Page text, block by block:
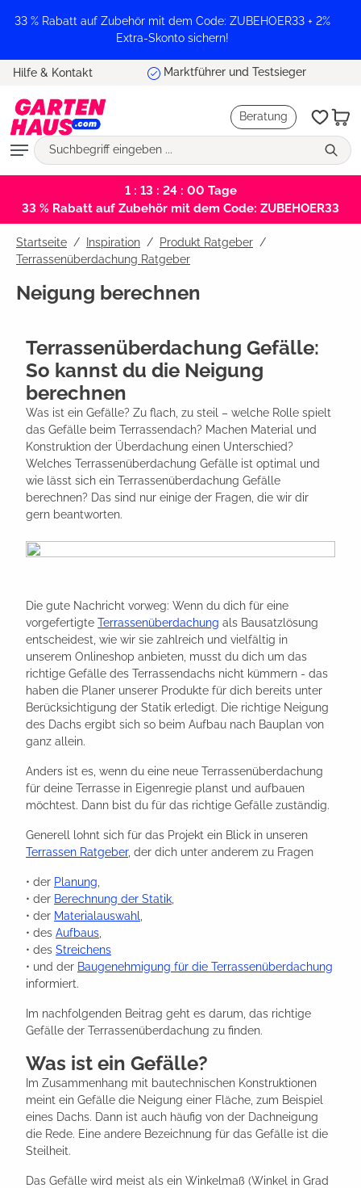
springen
33 % Rabatt auf Zubehör mit dem Code: ZUBEHOER33 + 2%
Extra-Skonto sichern!
Hilfe & Kontakt Marktführer und Testsieger
Beratung
1 : 13 : 24 : 00 Tage
33 % Rabatt auf Zubehör mit dem Code: ZUBEHOER33
Startseite Inspiration / Produkt Ratgeber /
Terrassenüberdachung Ratgeber
Neigung berechnen
Terrassenüberdachung Gefälle:
So kannst du die Neigung
berechnen
Was ist ein Gefälle? Zu flach, zu steil – welche Rolle spielt
das Gefälle beim Terrassendach? Machen Material und
Konstruktion der Überdachung einen Unterschied?
Welches Terrassenüberdachung Gefälle ist optimal und
wie lässt sich ein Terrassenüberdachung Gefälle
berechnen? Das sind nur einige der Fragen, die wir dir
gern beantworten.
Die gute Nachricht vorweg: Wenn du dich für eine
vorgefertigte Terrassenüberdachung als Bausatzlösung
entscheidest, wie wir sie zahlreich und vielfältig in
unserem Onlineshop anbieten, musst du dich um das
richtige Gefälle des Terrassendachs nicht kümmern - das
haben die Planer unserer Produkte für dich bereits unter
Berücksichtigung der Statik erledigt. Die richtige Neigung
des Dachs ergibt sich so beim Aufbau nach Bauplan von
ganz allein.
Anders ist es, wenn du eine neue Terrassenüberdachung
für deine Terrasse in Eigenregie planst und aufbauen
möchtest. Dann bist du für das richtige Gefälle zuständig.
Generell lohnt sich für das Projekt ein Blick in unseren
Terrassen Ratgeber, der dich unter anderem zu Fragen
• der Planung
• der Berechnung der Statik
• der Materialauswahl
• des Aufbaus
• des Streichens
• und der Baugenehmigung für die Terrassenüberdachung
informiert.
Im nachfolgenden Beitrag geht es darum, das richtige
Gefälle der Terrassenüberdachung zu finden.
Was ist ein Gefälle?
Im Zusammenhang mit bautechnischen Konstruktionen
meint ein Gefälle die Neigung einer Fläche, zum Beispiel
eines Dachs. Dann ist auch häufig von der Dachneigung
die Rede. Eine andere Bezeichnung für das Gefälle ist die
Steilheit.
Das Gefälle wird meist als ein Winkelmaß (Winkel in Grad